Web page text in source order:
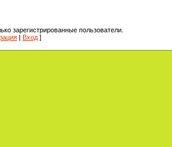
зарегистрированные пользователи.
| Вход ]